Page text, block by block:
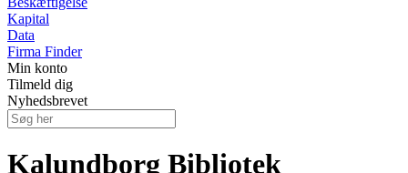
Kapital
Data
Firma Finder
Min konto
Tilmeld dig
Nyhedsbrevet
Kalundborg Bibliotek